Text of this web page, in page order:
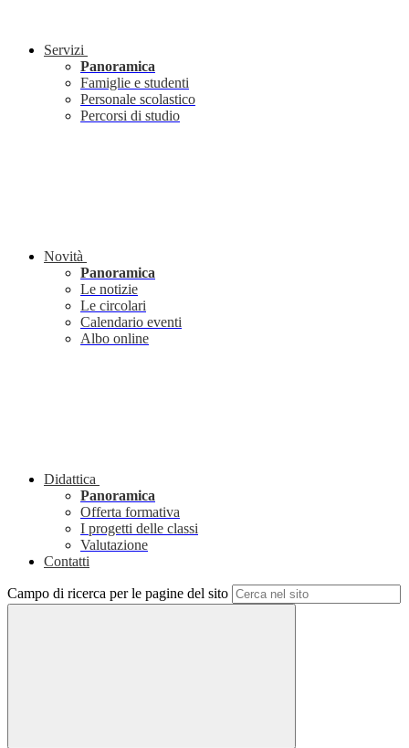
Servizi
Panoramica
Famiglie e studenti
Personale scolastico
Percorsi di studio
Novità
Panoramica
Le notizie
Le circolari
Calendario eventi
Albo online
Didattica
Panoramica
Offerta formativa
I progetti delle classi
Valutazione
Contatti
Campo di ricerca per le pagine del sito